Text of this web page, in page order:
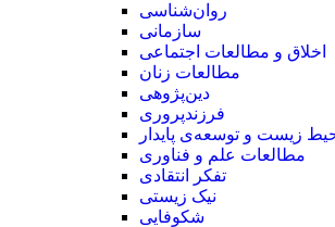
روان‌شناسی
سازمانی
اخلاق و مطالعات اجتماعی
مطالعات زنان
دین‌پژوهی
فرزند‌پروری
زیست و توسعه‌ی پایدار
مطالعات علم و فناوری
تفکر انتقادی
نیک زیستی
شکوفایی